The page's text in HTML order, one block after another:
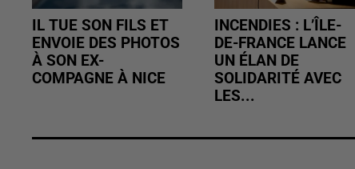
IL TUE SON FILS ET
ENVOIE DES PHOTOS
À SON EX-
COMPAGNE À NICE
INCENDIES : L’ÎLE-
DE-FRANCE LANCE
UN ÉLAN DE
SOLIDARITÉ AVEC
LES...